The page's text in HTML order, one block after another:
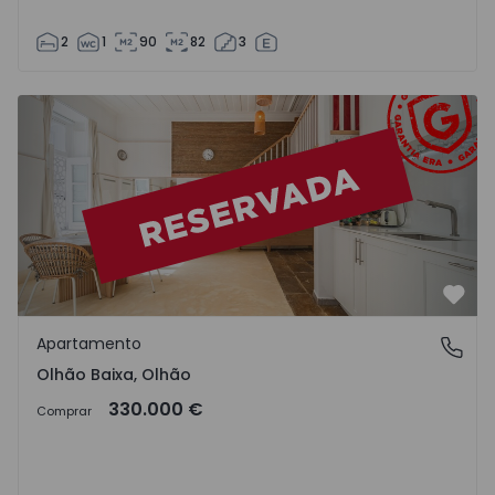
2 1 90 82 3
Apartamento T1 Olhão, Olhão Baixa - 1553116 - 1
Olhão Baixa, Olhão
Apartamento
Olhão Baixa, Olhão
Comprar 330.000 €